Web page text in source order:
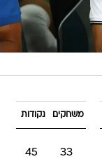
משחקים נקודות
33
45